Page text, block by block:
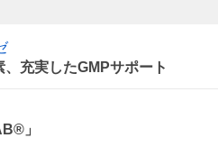
充実したGMPサポート
」